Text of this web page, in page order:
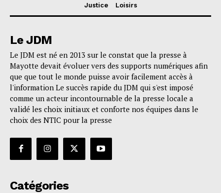
Justice
Loisirs
Le JDM
Le JDM est né en 2013 sur le constat que la presse à
Mayotte devait évoluer vers des supports numériques afin
que que tout le monde puisse avoir facilement accès à
l'information Le succès rapide du JDM qui s'est imposé
comme un acteur incontournable de la presse locale a
validé les choix initiaux et conforte nos équipes dans le
choix des NTIC pour la presse
Catégories